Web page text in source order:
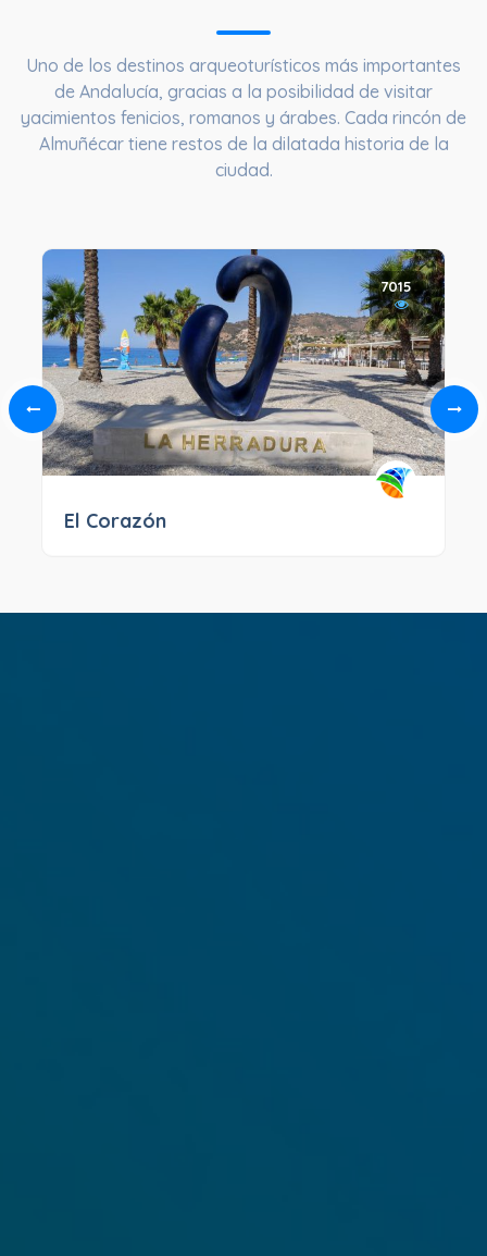
Uno de los destinos arqueoturísticos más importantes
de Andalucía, gracias a la posibilidad de visitar
yacimientos fenicios, romanos y árabes. Cada rincón de
Almuñécar tiene restos de la dilatada historia de la
ciudad.
7015
El Corazón